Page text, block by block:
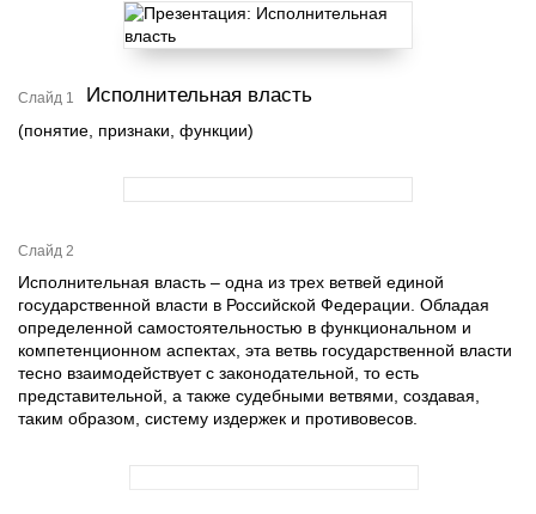
Слайд 1 Исполнительная власть
(понятие, признаки, функции)
Слайд 2
Исполнительная власть – одна из трех ветвей единой
государственной власти в Российской Федерации. Обладая
определенной самостоятельностью в функциональном и
компетенционном аспектах, эта ветвь государственной власти
тесно взаимодействует с законодательной, то есть
представительной, а также судебными ветвями, создавая,
таким образом, систему издержек и противовесов.